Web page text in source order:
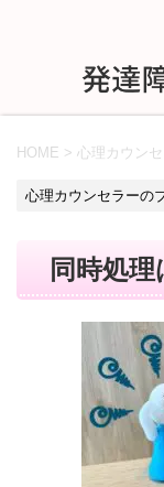
HOME > 心理カウン
心理カウンセラーの
同時処